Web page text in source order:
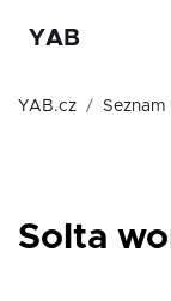
YAB
YAB.cz
Solta